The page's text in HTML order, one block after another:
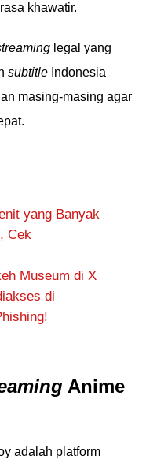
khawatir.
legal yang
subtitle Indonesia
masing-masing agar
yang Banyak
Cek
Museum di X
di
Anime
adalah platform